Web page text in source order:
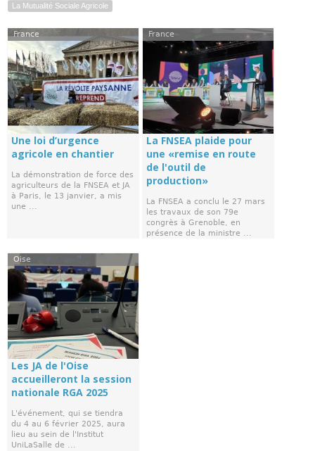
La Mutualité Sociale Agricole
France
Une loi d’urgence
agricole en chantier
La démonstration de force des
agriculteurs de la FNSEA et JA
à Paris, le 13 janvier, a mis
une ...
France
La FNSEA plaide pour
une «remise en route
de l'outil de
production»
La FNSEA a conclu le 27 mars
les travaux de son 79e
congrès à Grenoble, en
présence de la ministre ...
Oise
Les JA de l'Oise
accueilleront la session
nationale RGA 2025
L'événement, qui se tiendra
du 4 au 6 février 2025, aura
lieu au sein de l'Institut
UniLaSalle de ...